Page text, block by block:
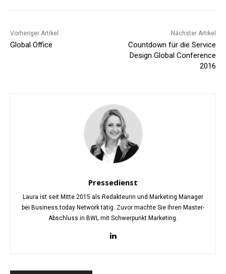
Vorheriger Artikel
Global Office
Nächster Artikel
Countdown für die Service
Design Global Conference
2016
Pressedienst
Laura ist seit Mitte 2015 als Redakteurin und Marketing Manager
bei Business.today Network tätig. Zuvor machte Sie Ihren Master-
Abschluss in BWL mit Schwerpunkt Marketing.